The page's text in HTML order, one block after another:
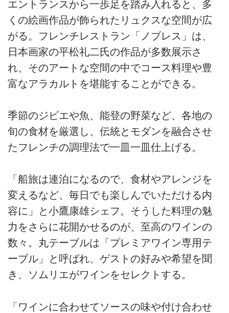
エントランスから一歩足を踏み入れると、多
くの絵画作品が飾られたリュクスな空間が広
がる。フレンチレストラン「ノブレス」は、
日本画家の平松礼二氏の作品が多数展示さ
れ、そのアートな空間の中でコース料理や豊
富なアラカルトを堪能することができる。
季節のジビエや魚、能登の野菜など、各地の
旬の食材を厳選し、伝統とモダンを融合させ
たフレンチの調理法で一皿一皿仕上げる。
「船旅は連泊になるので、食材やアレンジを
変えるなど、毎日でも楽しんでいただける内
容に」と小鷹康雄シェフ。そうした料理の魅
力をさらに花開かせるのが、至高のワインの
数々。丸テーブルは「プレミアワイン専用テ
ーブル」と呼ばれ、ゲストの好みや希望を聞
き、ソムリエがワインをセレクトする。
「ワインに合わせてソースの味や付け合わせ